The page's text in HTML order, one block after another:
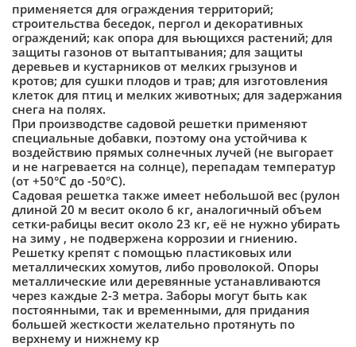
применяется для ограждения территорий;
строительства беседок, пергол и декоративных
ограждений; как опора для вьющихся растений; для
защиты газонов от вытаптывания; для защиты
деревьев и кустарников от мелких грызунов и
кротов; для сушки плодов и трав; для изготовления
клеток для птиц и мелких животных; для задержания
снега на полях.
При производстве садовой решетки применяют
специальные добавки, поэтому она устойчива к
воздействию прямых солнечных лучей (не выгорает
и не нагревается на солнце), перепадам температур
(от +50°С до -50°С).
Садовая решетка также имеет небольшой вес (рулон
длиной 20 м весит около 6 кг, аналогичный объем
сетки-рабицы весит около 23 кг, её не нужно убирать
на зиму , не подвержена коррозии и гниению.
Решетку крепят с помощью пластиковых или
металлических хомутов, либо проволокой. Опоры
металлические или деревянные устанавливаются
через каждые 2-3 метра. Заборы могут быть как
постоянными, так и временными, для придания
большей жесткости желательно протянуть по
верхнему и нижнему кр